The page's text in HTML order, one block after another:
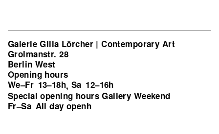
Galerie Gilla Lörcher | Contemporary Art
Grolmanstr. 28
Berlin West
Opening hours
We–Fr 13–18h, Sa 12–16h
Special opening hours Gallery Weekend
Fr–Sa All day openh